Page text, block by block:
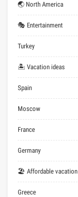
🌏 North America
🎭 Entertainment
Turkey
🏝 Vacation ideas
Spain
Moscow
France
Germany
🏖 Affordable vacation
Greece